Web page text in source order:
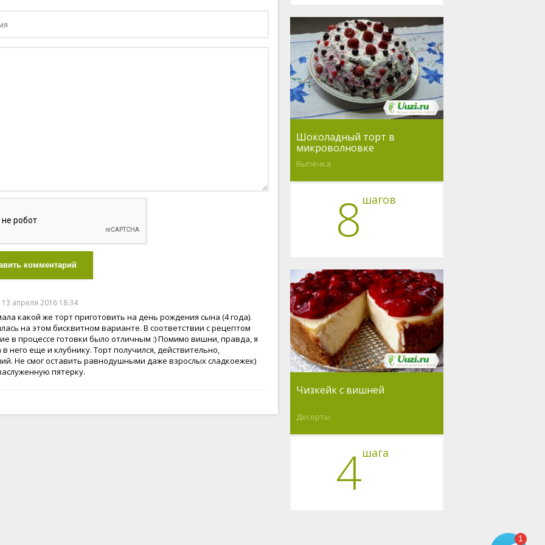
комментарий
апреля 2016 18:34
какой же торт приготовить на день рождения сына (4 года).
на этом бисквитном варианте. В соответствии с рецептом
в процессе готовки было отличным :) Помимо вишни, правда, я
него еще и клубнику. Торт получился, действительно,
Не смог оставить равнодушными даже взрослых сладкоежек)
пятерку.
Шоколадный торт в
микроволновке
Выпечка
8 шагов
Чизкейк с вишней
Десерты
4шага
1